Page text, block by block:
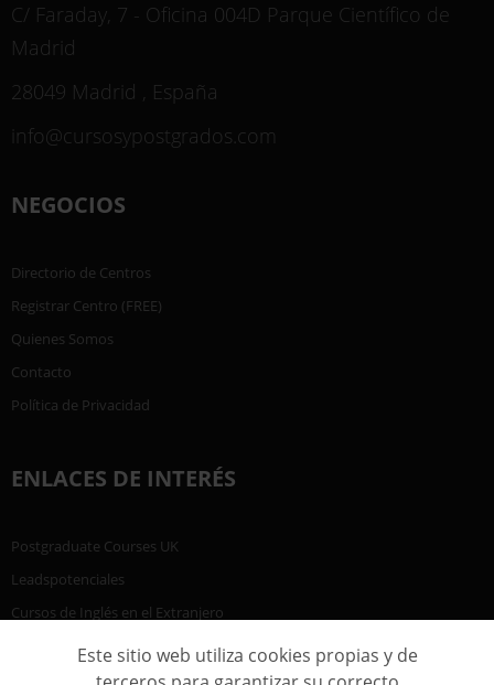
C/ Faraday, 7 - Oficina 004D Parque Científico de
Madrid
28049 Madrid , España
info@cursosypostgrados.com
NEGOCIOS
Directorio de Centros
Registrar Centro (FREE)
Quienes Somos
Contacto
Política de Privacidad
ENLACES DE INTERÉS
Postgraduate Courses UK
Leadspotenciales
Cursos de Inglés en el Extranjero
Este sitio web utiliza cookies propias y de